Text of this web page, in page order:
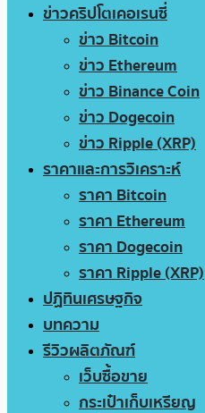
ข่าวคริปโตเคอเรนซี่
ข่าว Bitcoin
ข่าว Ethereum
ข่าว Binance Coin
ข่าว Dogecoin
ข่าว Ripple (XRP)
ราคาและการวิเคราะห์
ราคา Bitcoin
ราคา Ethereum
ราคา Dogecoin
ราคา Ripple (XRP)
ปฏิทินเศรษฐกิจ
บทความ
รีวิวผลิตภัณฑ์
เว็บซื้อขาย
กระเป๋าเก็บเหรียญ